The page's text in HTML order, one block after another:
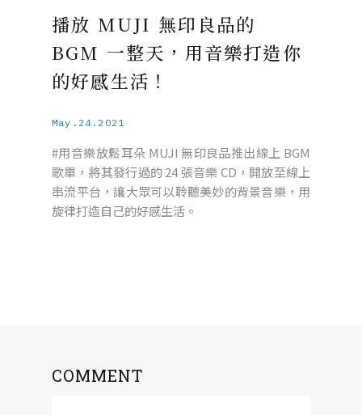
播放 MUJI 無印良品的
BGM 一整天，用音樂打造你
的好感生活！
May.24.2021
#用音樂放鬆耳朵 MUJI 無印良品推出線上 BGM
歌單，將其發行過的 24 張音樂 CD，開放至線上
串流平台，讓大眾可以聆聽美妙的背景音樂，用
旋律打造自己的好感生活。
COMMENT